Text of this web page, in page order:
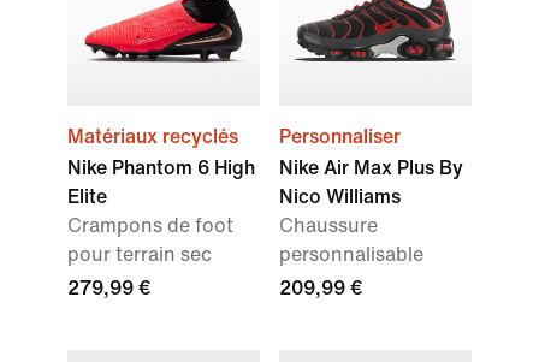
Matériaux recyclés
Nike Phantom 6 High
Elite
Crampons de foot
pour terrain sec
279,99 €
Personnaliser
Nike Air Max Plus By
Nico Williams
Chaussure
personnalisable
209,99 €